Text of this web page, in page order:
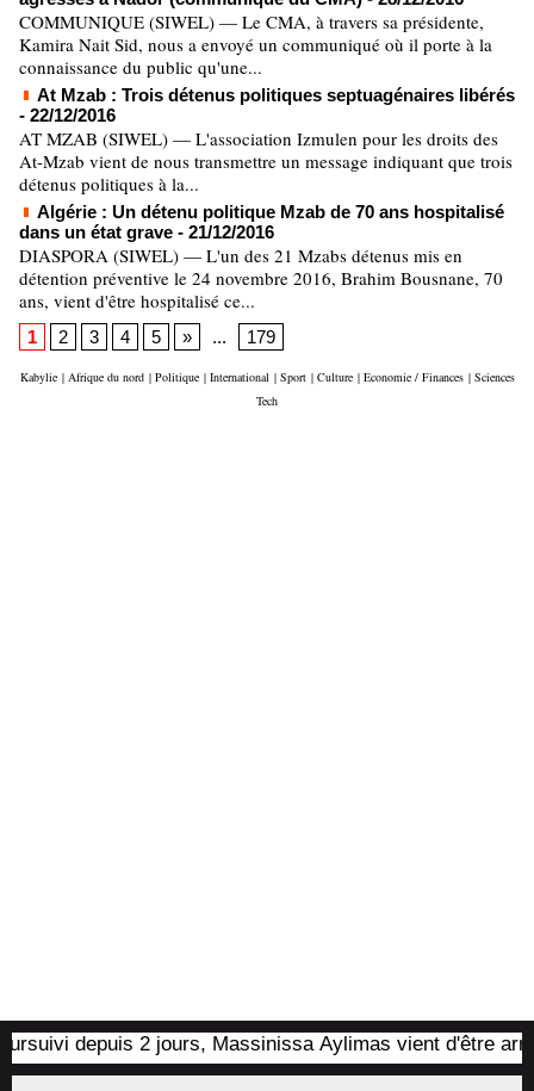
COMMUNIQUE (SIWEL) — Le CMA, à travers sa présidente,
Kamira Nait Sid, nous a envoyé un communiqué où il porte à la
connaissance du public qu'une...
At Mzab : Trois détenus politiques septuagénaires libérés
- 22/12/2016
AT MZAB (SIWEL) — L'association Izmulen pour les droits des
At-Mzab vient de nous transmettre un message indiquant que trois
détenus politiques à la...
Algérie : Un détenu politique Mzab de 70 ans hospitalisé
dans un état grave - 21/12/2016
DIASPORA (SIWEL) — L'un des 21 Mzabs détenus mis en
détention préventive le 24 novembre 2016, Brahim Bousnane, 70
ans, vient d'être hospitalisé ce...
1 2 3 4 5 » ... 179
Kabylie | Afrique du nord | Politique | International | Sport | Culture | Economie / Finances | Sciences
Tech
depuis 2 jours, Massinissa Aylimas vient d'être